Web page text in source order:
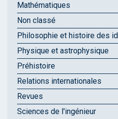
Mathématiques
Non classé
Philosophie et histoire des
Physique et astrophysique
Préhistoire
Relations internationales
Revues
Sciences de l'ingénieur